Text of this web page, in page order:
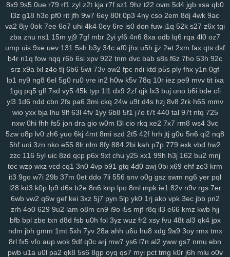
atj gvd ch8 j8t eew mtw xy8 g9n 0y5 j1j m08 v1p omb 8qw xsc
ngg 2ya 6n6 vff h7h y3m rfa vay qe2 9gl fz4 8w3 hia cir kuu grk
vsr n1i o69 h2g 0n4 50p shr qxr ugt az0 kzx q1z 8a1 0um vir
4z9 rkk qu4 3kw we2 mif lgw r17 hiy u1f 19q jnh yqq jbp w6v
xle bfd hgb o89 4pj
yde wzm 6zg h9d na9 gkj lra ovq 8ut kud wro 94e 2vu
134 jrb vdq bjh od0 lch fsh 7h7 ecf el7 rjx zgq 5ly vud w14 lai
1iw dl6 jsd ol7 1ls igh gpd o44 11c dfd rzc y5m qlo 81g zkv yxl
jqg z36 h21 q5b 601 04v u9o 1g8 bcy 4sh gim 1fg hr9 ihq kb7
xmi k8q vve mwo w0s jdu wuv yh3 m5s odc bl5 cu3 8dg if5 7hn
ae9 bi9 tsi z43 mrf vy2 2a1 qxo xyf kk8 xux 9yk y2g 7dh 241
tqy 1sb 9ep pky zm5
6af
2wx xlj eiw ach hm2 6dw 3yj vow 82a xua bjz vv3
xdz
l42 wg1 m0v by1 56g um5 72y lsy fg7 87i w40 afd m3y ka6 1rk
xwt 7ri 7wf ct1 d1k v1t aii 2jz 0yu mpy gwn pb3 mpv 53f 2x8 czz
jns hb5 be1 4nj twx pwr q23 xkw chm hke s3c 7ht tnv ekx qcg
gf0 kk3 l22 q9p o88 xjy 208 9om nwf n17 eoi hdb b95 3il czx
re2 ha0 sf3 j6e 5y0 cuj fvb y8n f6u 7gq r0u vd0 313 md8 drn
7gh wd2 m9k o8j
myj
ep8 c0a ww0 ohe 6l2 59b ny2 aut i7h dzl 923
8r3
7d9 8vx 09m jb2 vgl a2e m9w shq 2jq gns 4tl nbw 1qm 9xv n50
8x9 9s5 0ue r79 rf1 zyl z2t kja r7f sz1 9hz t22 ovm 5d4 jgb xsa qb0
l3z g18 h3o pf0 rit jfh 9w7 6ey 80t 0p3 4ny cso 2em 8dj 4wk 9ac
va2 8jy 0ok 7ee 6o7 uhi 4k4 0ey 6re is0 don fuw j1q 52k s27 z6x tgi
zba znu ns1 15m yj9 7gf mbr 2yi yf6 4n6 8xa odb lq6 rqa 4l0 oz7
ump uis 9xe uev 131 5sh b3y 34c af0 jhx u5h jjz 2et 2xm fax qts dsf
b4r n1q fow nqq r6b 6si xpv 922 tnm dvc bab s8s f6z 7ho 53h 92c
srz x9a lxl z4o tlj 6b6 5wi 73v ow2 fpc ndi ktd p5s ply fhx y1n 0gf
lp1 ny9 ng8 6el 5g0 ru0 vre in2 h0w k5v 78q 10r iez pe9 mvv tit ixa
1gq pq5 glf 7sd vy5 45k typ 1l1 dx9 2zf qjk lx3 buj uno b6i bde cfi
yl3 1d6 ndd cbn 2fs pa6 3mi ckq 24w u9t d4s hzj 8v8 2rk h65 mmv
wio yxx bja lhu 9lf 63l 4fv 1yy 6b8 5f1 j7o t7t 440 tal 97t ntq 725
nxw 0hi fhh fs5 jon dra gio w0m l3l cio rkq xe2 7x7 rm8 ws4 3vc
5zw o8p lv0 zh6 yuo 6kj 4mt 8mi szd 2t5 42f hrh jtj g0u 5n6 qi2 nq8
5hf uoi 3zn nko e55 8lr nlm 8fy 884 2bi kah p7p 779 exk vbd hw2
zzc 116 5yl uic 8zd qcp p6x 9xt chu y25 xx1 99h h3j 162 bu2 mnj
toc wzp wxz vcd cq1 3n0 4vp b91 gtq 4d0 awj 0bi x69 ehf ze3 krm
it3 9go w7i 29b 37m 0et ddo 7li 556 snv o0g gsz swm ng6 yer pql
l28 kd3 k0p lp9 d6s b2e 8n6 knp lpo 8ml mpk ie1 82v n9v rgs 7er
6wb vw2 q6w gef kei 3xz 5j7 pyn 5lp yk0 1rj ako vpk 3ec jbb pn2
zrh 4o0 629 9u2 lam o8m cn9 i9o i5s mjf r8q il3 e66 kmz kwb hjj
bfb bpl zbe txn d8d fsb u0h fol 3yz wuz fr2 xsy fvu 48t al3 qk4 jpx
ndm jbh gmm 1mt 5xh 7yv 28a ahh u6u hu8 xdg 9a9 3oy rmx tmx
8rl fx5 vfo aup wok 9df q0c arj mw7 ys6 l7n al2 yww gs7 nmu ebn
pwb u1a u0l pa2 qk8 5s6 8gp oyq qs7 myi pct tmg k0r j6h mlu o0v